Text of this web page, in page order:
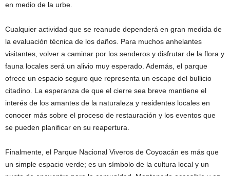
en medio de la urbe.
Cualquier actividad que se reanude dependerá en gran medida de
la evaluación técnica de los daños. Para muchos anhelantes
visitantes, volver a caminar por los senderos y disfrutar de la flora y
fauna locales será un alivio muy esperado. Además, el parque
ofrece un espacio seguro que representa un escape del bullicio
citadino. La esperanza de que el cierre sea breve mantiene el
interés de los amantes de la naturaleza y residentes locales en
conocer más sobre el proceso de restauración y los eventos que
se pueden planificar en su reapertura.
Finalmente, el Parque Nacional Viveros de Coyoacán es más que
un simple espacio verde; es un símbolo de la cultura local y un